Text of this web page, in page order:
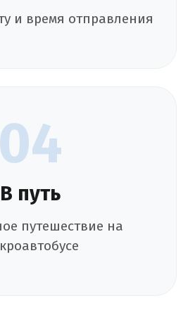
и время отправления
04
В путь
путешествие на